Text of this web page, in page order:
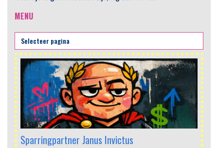
MENU
Sparringpartner Janus Invictus